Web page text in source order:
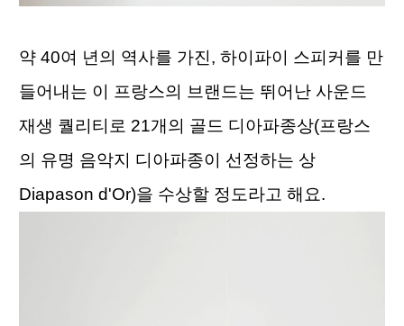
약 40여 년의 역사를 가진, 하이파이 스피커를 만
들어내는 이 프랑스의 브랜드는 뛰어난 사운드
재생 퀄리티로 21개의 골드 디아파종상(프랑스
의 유명 음악지 디아파종이 선정하는 상
Diapason d'Or)을 수상할 정도라고 해요.